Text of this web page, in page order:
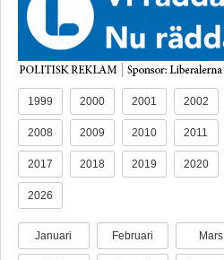
1999 2000 2001 2002
2008 2009 2010 2011
2017 2018 2019 2020
2026
Januari Februari Mars